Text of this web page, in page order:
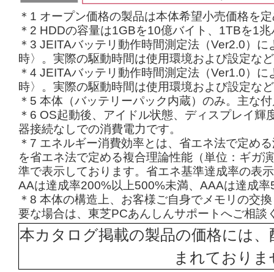
＊1 オープン価格の製品は本体希望小売価格を
＊2 HDDの容量は1GBを10億バイト、1TBを1
＊3 JEITAバッテリ動作時間測定法（Ver2.0）
時〉。実際の駆動時間は使用環境および設定な
＊4 JEITAバッテリ動作時間測定法（Ver1.0）
時〉。実際の駆動時間は使用環境および設定な
＊5 本体（バッテリーパック内蔵）のみ。主な
＊6 OS起動後、アイドル状態、ディスプレイ
器接続なしでの消費電力です。
＊7 エネルギー消費効率とは、省エネ法で定め
を省エネ法で定める複合理論性能（単位：ギガ
準で表示しております。省エネ基準達成率の表
AAは達成率200%以上500%未満、AAAは達成
＊8 本体の構造上、お客様ご自身でメモリの交
要な場合は、東芝PCあんしんサポートへご相談
本カタログ掲載の製品の価格には
まれておりま